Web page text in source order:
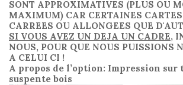
SONT APPROXIMATIVES (PLUS OU
MAXIMUM) CAR CERTAINES
CARREES OU ALLONGEES QUE
SI VOUS AVEZ UN DEJA UN CADRE,
NOUS, POUR QUE NOUS PUISSIONS
A CELUI CI !
A propos de l’option: Impression sur
suspente bois